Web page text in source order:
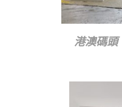
港澳碼頭